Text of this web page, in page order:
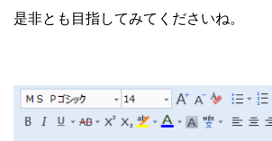
是非とも目指してみてくださいね。